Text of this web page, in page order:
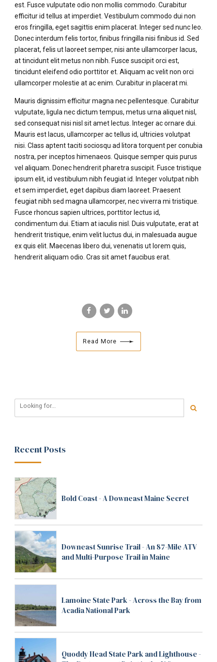
est. Fusce vulputate odio non mollis commodo. Curabitur
efficitur id tellus at imperdiet. Vestibulum commodo dui non
eros fringilla, eget sagittis enim placerat. Integer sed nunc leo.
Donec interdum felis tortor, finibus fringilla nisi finibus id. Sed
placerat, felis ut laoreet semper, nisi ante ullamcorper lacus,
at tincidunt elit metus non nibh. Fusce suscipit orci est,
tincidunt eleifend odio porttitor et. Aliquam ac velit non orci
ullamcorper molestie at ac enim. Curabitur in placerat mi.
Mauris dignissim efficitur magna nec pellentesque. Curabitur
vulputate, ligula nec dictum tempus, metus urna aliquet nisl,
sed consequat nisi nisl sit amet lectus. Integer ac ornare dui.
Mauris est lacus, ullamcorper ac tellus id, ultricies volutpat
nisi. Class aptent taciti sociosqu ad litora torquent per conubia
nostra, per inceptos himenaeos. Quisque semper quis purus
vel aliquam. Donec hendrerit pharetra suscipit. Fusce tristique
ipsum elit, id vestibulum nibh feugiat id. Integer volutpat nibh
et sem imperdiet, eget dapibus diam laoreet. Praesent
feugiat nibh sed magna ullamcorper, nec viverra mi tristique.
Fusce rhoncus sapien ultrices, porttitor lectus id,
condimentum dui. Etiam at iaculis nisl. Duis vulputate, erat at
hendrerit tristique, enim velit luctus dui, in malesuada augue
ex quis elit. Maecenas libero dui, venenatis ut lorem quis,
hendrerit aliquam odio. Cras sit amet faucibus erat.
Read More
Recent Posts
Bold Coast - A Downeast Maine Secret
Downeast Sunrise Trail - An 87-Mile ATV
and Multi-Purpose Trail in Maine
Lamoine State Park - Across the Bay from
Acadia National Park
Quoddy Head State Park and Lighthouse -